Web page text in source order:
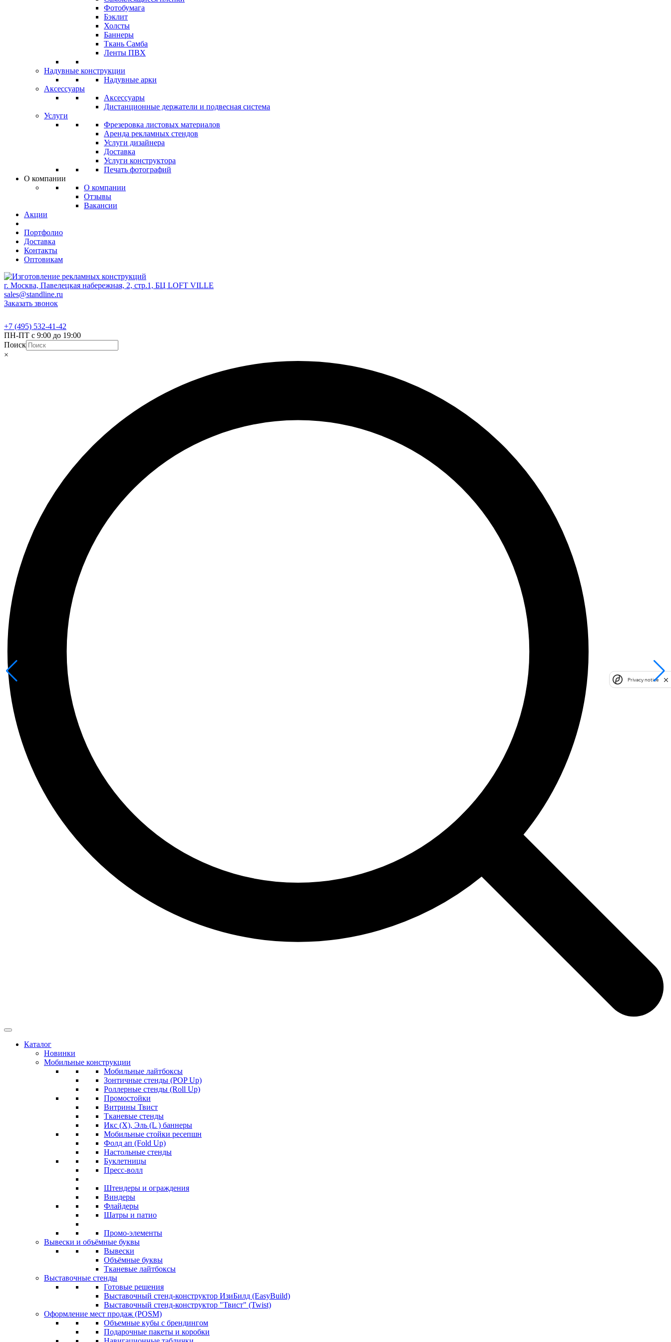
Фотобумага
Бэклит
Холсты
Баннеры
Ткань Самба
Ленты ПВХ
Надувные конструкции
Надувные арки
Аксессуары
Аксессуары
Дистанционные держатели и подвесная система
Услуги
Фрезеровка листовых материалов
Аренда рекламных стендов
Услуги дизайнера
Доставка
Услуги конструктора
Печать фотографий
О компании
О компании
Отзывы
Вакансии
Акции
Портфолио
Доставка
Контакты
Оптовикам
г. Москва, Павелецкая набережная, 2, стр.1, БЦ LOFT VILLE
sales@standline.ru
Заказать звонок
+7 (495) 532-41-42
ПН-ПТ с 9:00 до 19:00
Поиск
×
Каталог
Новинки
Мобильные конструкции
Мобильные лайтбоксы
Зонтичные стенды (POP Up)
Роллерные стенды (Roll Up)
Промостойки
Витрины Твист
Тканевые стенды
Икс (X), Эль (L ) баннеры
Мобильные стойки ресепшн
Фолд ап (Fold Up)
Настольные стенды
Буклетницы
Пресс-волл
Штендеры и ограждения
Виндеры
Флайдеры
Шатры и патио
Промо-элементы
Вывески и объёмные буквы
Вывески
Объёмные буквы
Тканевые лайтбоксы
Выставочные стенды
Готовые решения
Выставочный стенд-конструктор ИзиБилд (EasyBuild)
Выставочный стенд-конструктор "Твист" (Twist)
Оформление мест продаж (POSM)
Объемные кубы с брендингом
Подарочные пакеты и коробки
Privacy notice